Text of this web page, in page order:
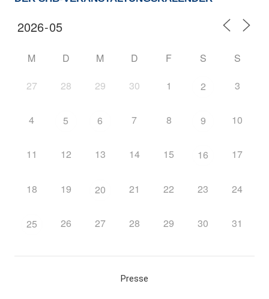
M D M D F S S
27 28 29 30 1 2 3
4 5 6 7 8 9 10
11 12 13 14 15 16 17
18 19 20 21 22 23 24
25 26 27 28 29 30 31
Presse